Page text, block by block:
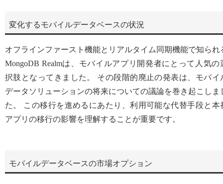
変化するモバイルデータベースの状況
オフラインファースト機能とリアルタイム同期機能で知られ
MongoDB Realmは、モバイルアプリ開発者にとって人気の
択肢となってきました。 その段階的廃止の発表は、モバイ
データソリューションの将来についての議論を巻き起こしま
た。 この移行を進めるにあたり、利用可能な代替手段と本
アプリの移行の影響を理解することが重要です。
モバイルデータベースの市場オプション